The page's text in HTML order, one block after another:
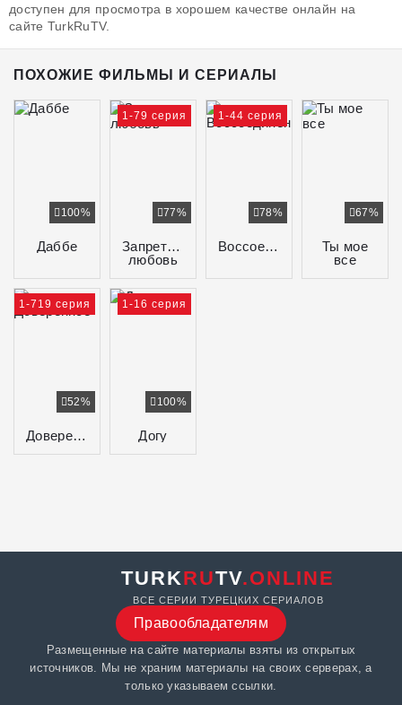
доступен для просмотра в хорошем качестве онлайн на
сайте TurkRuTV.
ПОХОЖИЕ ФИЛЬМЫ И СЕРИАЛЫ
Даббе
100%
Запретная
любовь
77%
1-79 серия
Воссоединение
78%
1-44 серия
Ты мое
все
67%
Доверенное
52%
1-719 серия
Догу
100%
1-16 серия
TURKRUTV.ONLINE
ВСЕ СЕРИИ ТУРЕЦКИХ СЕРИАЛОВ
Правообладателям
Размещенные на сайте материалы взяты из открытых
источников. Мы не храним материалы на своих серверах, а
только указываем ссылки.